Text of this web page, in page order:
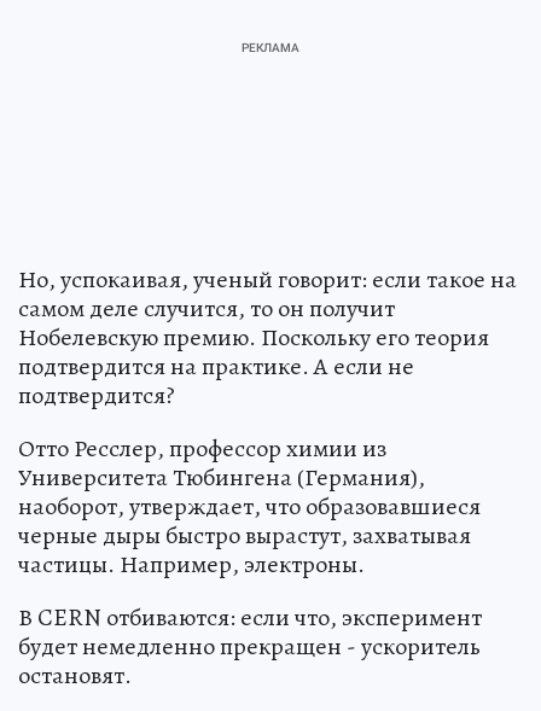
Но, успокаивая, ученый говорит: если такое на
самом деле случится, то он получит
Нобелевскую премию. Поскольку его теория
подтвердится на практике. А если не
подтвердится?
Отто Ресслер, профессор химии из
Университета Тюбингена (Германия),
наоборот, утверждает, что образовавшиеся
черные дыры быстро вырастут, захватывая
частицы. Например, электроны.
В CERN отбиваются: если что, эксперимент
будет немедленно прекращен - ускоритель
остановят.